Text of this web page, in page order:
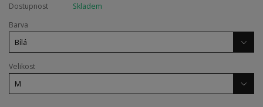
Dostupnost
Skladem
Barva
Velikost